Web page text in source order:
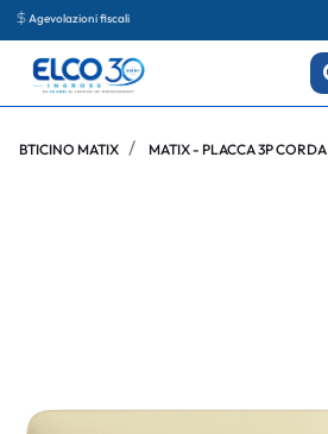
Agevolazioni fiscali
BTICINO MATIX MATIX - PLACCA 3P CORDA